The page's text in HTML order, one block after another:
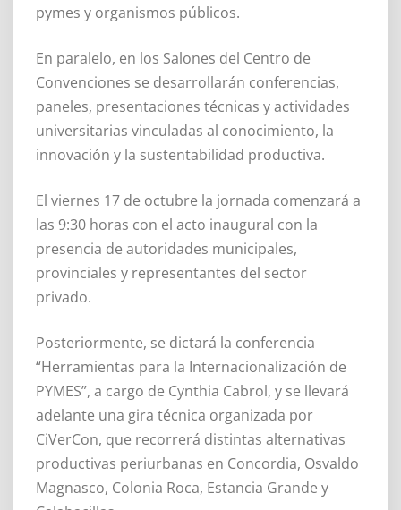
pymes y organismos públicos.
En paralelo, en los Salones del Centro de
Convenciones se desarrollarán conferencias,
paneles, presentaciones técnicas y actividades
universitarias vinculadas al conocimiento, la
innovación y la sustentabilidad productiva.
El viernes 17 de octubre la jornada comenzará a
las 9:30 horas con el acto inaugural con la
presencia de autoridades municipales,
provinciales y representantes del sector
privado.
Posteriormente, se dictará la conferencia
“Herramientas para la Internacionalización de
PYMES”, a cargo de Cynthia Cabrol, y se llevará
adelante una gira técnica organizada por
CiVerCon, que recorrerá distintas alternativas
productivas periurbanas en Concordia, Osvaldo
Magnasco, Colonia Roca, Estancia Grande y